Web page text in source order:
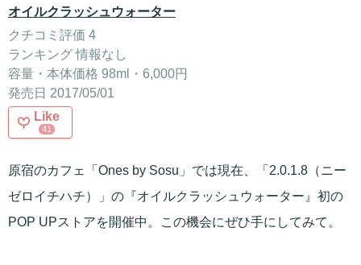
オイルクラッシュウォーター
クチコミ評価 4
ランキング 情報なし
容量・本体価格 98ml・6,000円
発売日 2017/05/01
Like
41
原宿のカフェ「Ones by Sosu」では現在、「2.0.1.8（ニー
ゼロイチハチ）」の『オイルクラッシュウォーター』初の
POP UPストアを開催中。この機会にぜひ手にしてみて。